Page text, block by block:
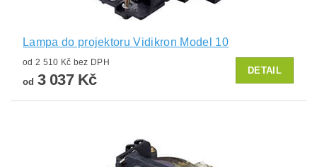
Lampa do projektoru Vidikron Model 10
od 2 510 Kč bez DPH
od 3 037 Kč
DETAIL